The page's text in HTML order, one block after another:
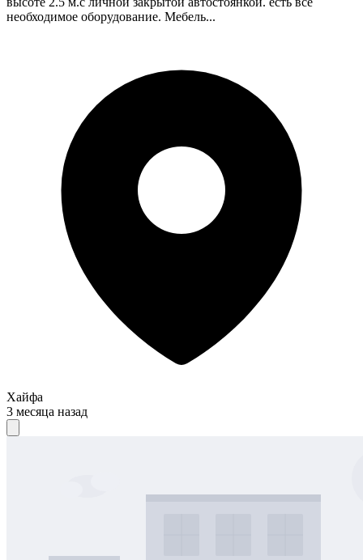
необходимое оборудование. Мебель...
Хайфа
3 месяца назад